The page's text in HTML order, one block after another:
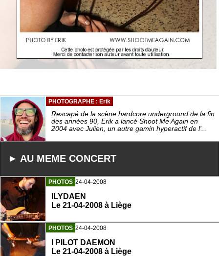
PHOTOGRAPHE : Erik
Rescapé de la scène hardcore underground de la fin
des années 90, Erik a lancé Shoot Me Again en
2004 avec Julien, un autre gamin hyperactif de l'...
► AU MEME CONCERT
PHOTOS 24-04-2008
ILYDAEN
Le 21-04-2008 à Liège
PHOTOS 24-04-2008
I PILOT DAEMON
Le 21-04-2008 à Liège